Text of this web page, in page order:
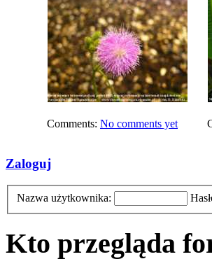
Comments: No comments yet
Zaloguj
Nazwa użytkownika:
Kto przegląda